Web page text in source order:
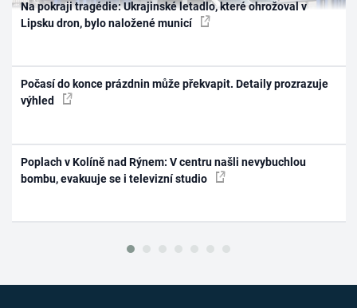
Na pokraji tragédie: Ukrajinské letadlo, které ohrožoval v
Lipsku dron, bylo naložené municí
Počasí do konce prázdnin může překvapit. Detaily prozrazuje
výhled
Poplach v Kolíně nad Rýnem: V centru našli nevybuchlou
bombu, evakuuje se i televizní studio